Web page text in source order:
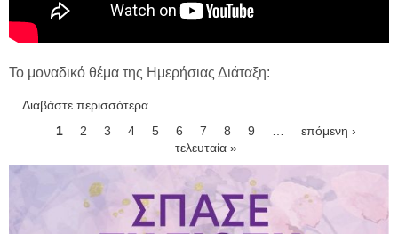
Το μοναδικό θέμα της Ημερήσιας Διάταξη:
Διαβάστε περισσότερα
Δευτέρα 06 Απριλίου 2026
Σελίδες
1 2 3 4 5 6 7 8 9 …
επόμενη ›
τελευταία »